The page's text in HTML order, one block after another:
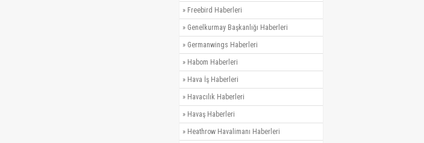
» Freebird Haberleri
» Genelkurmay Başkanlığı Haberleri
» Germanwings Haberleri
» Habom Haberleri
» Hava İş Haberleri
» Havacılık Haberleri
» Havaş Haberleri
» Heathrow Havalimanı Haberleri